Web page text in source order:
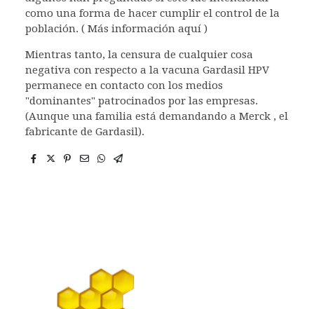
como una forma de hacer cumplir el control de la
población. ( Más información aquí )
Mientras tanto, la censura de cualquier cosa
negativa con respecto a la vacuna Gardasil HPV
permanece en contacto con los medios
"dominantes" patrocinados por las empresas.
(Aunque una familia está demandando a Merck , el
fabricante de Gardasil).